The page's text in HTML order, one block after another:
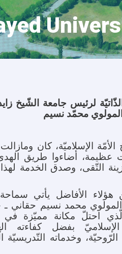
لرئیس جامعة الشّیخ
محمّد نسیم
الأمّة الإسلامیّة، کان
أضاءوا طریق الهدی
التّقی، وصدق الخدمة
هؤلاء الأفاضل یأتي
المولوي محمد نسیم حقاني
الّذي احتلّ مکانة ممیّزة
الإسلاميّ بفضل کفاءته
وخدماته التّدریسیّة